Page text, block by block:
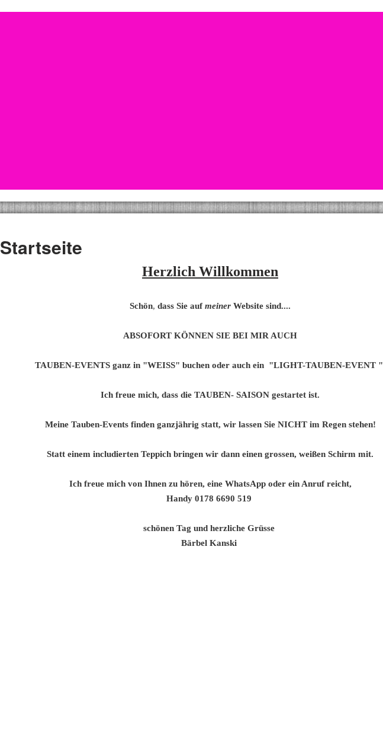
Startseite
Herzlich Willkommen
Schön, dass Sie auf meiner Website sind....
ABSOFORT KÖNNEN SIE BEI MIR AUCH
TAUBEN-EVENTS ganz in "WEISS" buchen oder auch ein "LIGHT-TAUBEN-EVENT "
Ich freue mich, dass die TAUBEN- SAISON gestartet ist.
Meine Tauben-Events finden ganzjährig statt, wir lassen Sie NICHT im Regen stehen!
Statt einem includierten Teppich bringen wir dann einen grossen, weißen Schirm mit.
Ich freue mich von Ihnen zu hören, eine WhatsApp oder ein Anruf reicht,
Handy 0178 6690 519
schönen Tag und herzliche Grüsse
Bärbel Kanski